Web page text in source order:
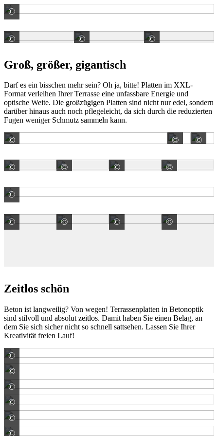
© REDSUN GmbH & Co. KG
© REDSUN GmbH & Co. KG
© REDSUN GmbH & Co. KG
© REDSUN
Groß, größer, gigantisch
Darf es ein bisschen mehr sein? Oh ja, bitte! Platten im XXL-
Format verleihen Ihrer Terrasse eine unfassbare Energie und
optische Weite. Die großzügigen Platten sind nicht nur edel, sondern
darüber hinaus auch noch pflegeleicht, da sich durch die reduzierten
Fugen weniger Schmutz sammeln kann.
© © ©
© REDSUN GmbH & Co. KG
© REDSUN GmbH & Co. KG
© REDSUN GmbH & Co.
©
© REDSUN GmbH & Co. KG
© REDSUN GmbH & Co. KG
© REDSUN GmbH & Co. KG
© REDSUN GmbH & Co.
©
Zeitlos schön
Beton ist langweilig? Von wegen! Terrassenplatten in Betonoptik
sind stilvoll und absolut zeitlos. Damit haben Sie einen Belag, an
dem Sie sich sicher nicht so schnell sattsehen. Lassen Sie Ihrer
Kreativität freien Lauf!
© KANN GmbH Baustoffwerke
© KANN GmbH Baustoffwerke
© Bernhard Mengelkamp GmbH & Co. KG TERRAMENG-
© KANN GmbH Baustoffwerke
© Bernhard Mengelkamp GmbH & Co. KG TERRAMENG-
© Bernhard Mengelkamp GmbH & Co. KG TERRAMENG-